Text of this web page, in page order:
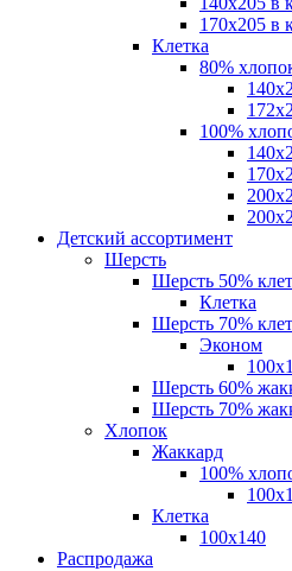
170х205 в
Клетка
80%
100%
Детский ассортимент
Шерсть
Шерсть 50%
Клетка
Шерсть 70%
Эконом
Шерсть 60%
Шерсть 70%
Хлопок
Жаккард
100%
Клетка
100х140
Распродажа